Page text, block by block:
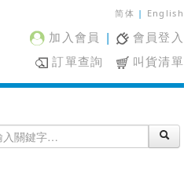
简体 | English
加入會員 |
會員登入
訂單查詢
叫貨清單